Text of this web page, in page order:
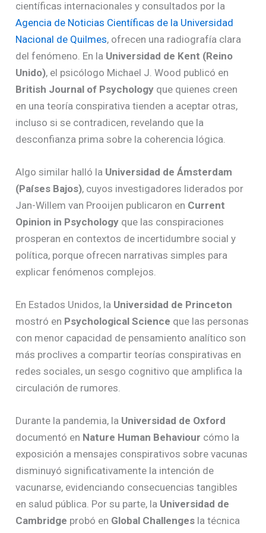
científicas internacionales y consultados por la
Agencia de Noticias Científicas de la Universidad
Nacional de Quilmes, ofrecen una radiografía clara
del fenómeno. En la Universidad de Kent (Reino
Unido), el psicólogo Michael J. Wood publicó en
British Journal of Psychology que quienes creen
en una teoría conspirativa tienden a aceptar otras,
incluso si se contradicen, revelando que la
desconfianza prima sobre la coherencia lógica.
Algo similar halló la Universidad de Ámsterdam
(Países Bajos), cuyos investigadores liderados por
Jan-Willem van Prooijen publicaron en Current
Opinion in Psychology que las conspiraciones
prosperan en contextos de incertidumbre social y
política, porque ofrecen narrativas simples para
explicar fenómenos complejos.
En Estados Unidos, la Universidad de Princeton
mostró en Psychological Science que las personas
con menor capacidad de pensamiento analítico son
más proclives a compartir teorías conspirativas en
redes sociales, un sesgo cognitivo que amplifica la
circulación de rumores.
Durante la pandemia, la Universidad de Oxford
documentó en Nature Human Behaviour cómo la
exposición a mensajes conspirativos sobre vacunas
disminuyó significativamente la intención de
vacunarse, evidenciando consecuencias tangibles
en salud pública. Por su parte, la Universidad de
Cambridge probó en Global Challenges la técnica